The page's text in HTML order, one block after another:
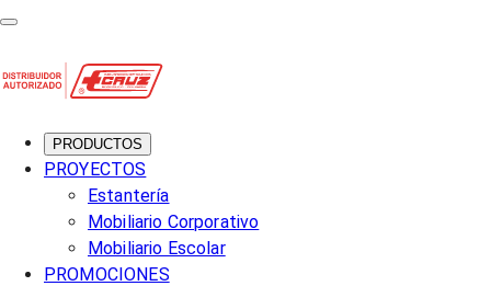
PRODUCTOS
PROYECTOS
Estantería
Mobiliario Corporativo
Mobiliario Escolar
PROMOCIONES